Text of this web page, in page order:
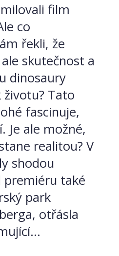
film
co
řekli, že
skutečnost a
dinosaury
Tato
fascinuje,
Je ale možné,
realitou? V
shodou
také
park
otřásla